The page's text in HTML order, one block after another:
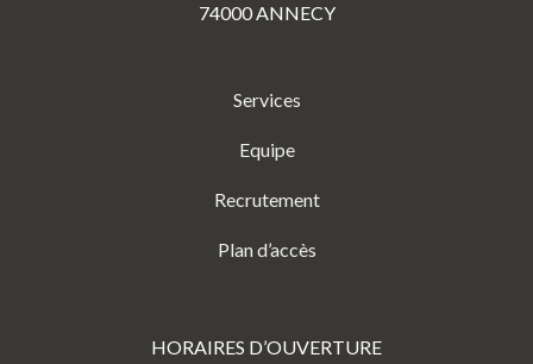
74000 ANNECY
Services
Equipe
Recrutement
Plan d’accès
HORAIRES D’OUVERTURE